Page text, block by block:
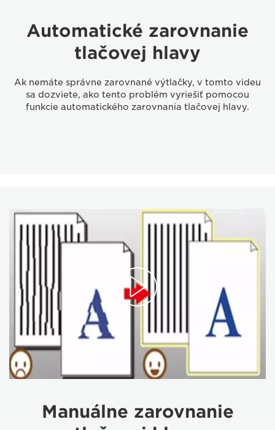
Automatické zarovnanie
tlačovej hlavy
Ak nemáte správne zarovnané výtlačky, v tomto videu
sa dozviete, ako tento problém vyriešiť pomocou
funkcie automatického zarovnania tlačovej hlavy.
Manuálne zarovnanie